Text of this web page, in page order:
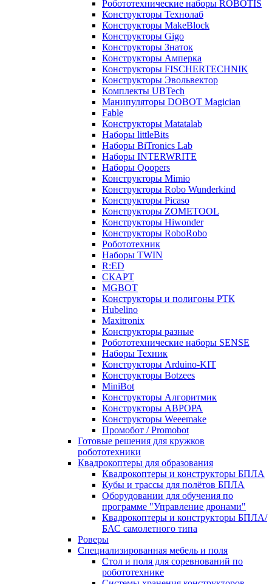
Робототехнические наборы ROBOTIS
Конструкторы Технолаб
Конструкторы MakeBlock
Конструкторы Gigo
Конструкторы Знаток
Конструкторы Амперка
Конструкторы FISCHERTECHNIK
Конструкторы Эвольвектор
Комплекты UBTech
Манипуляторы DOBOT Magician
Fable
Конструкторы Matatalab
Наборы littleBits
Наборы BiTronics Lab
Наборы INTERWRITE
Наборы Qoopers
Конструкторы Mimio
Конструкторы Robo Wunderkind
Конструкторы Picaso
Конструкторы ZOMETOOL
Конструкторы Hiwonder
Конструкторы RoboRobo
Робототехник
Наборы TWIN
R:ED
СКАРТ
MGBOT
Конструкторы и полигоны РТК
Hubelino
Maxitronix
Конструкторы разные
Робототехнические наборы SENSE
Наборы Техник
Конструкторы Arduino-KIT
Конструкторы Botzees
MiniBot
Конструкторы Алгоритмик
Конструкторы АВРОРА
Конструкторы Weeemake
Промобот / Promobot
Готовые решения для кружков
робототехники
Квадрокоптеры для образования
Квадрокоптеры и конструкторы БПЛА
Кубы и трассы для полётов БПЛА
Оборудовании для обучения по
программе "Управление дронами"
Квадрокоптеры и конструкторы БПЛА/
БАС самолетного типа
Роверы
Специализированная мебель и поля
Стол и поля для соревнований по
робототехнике